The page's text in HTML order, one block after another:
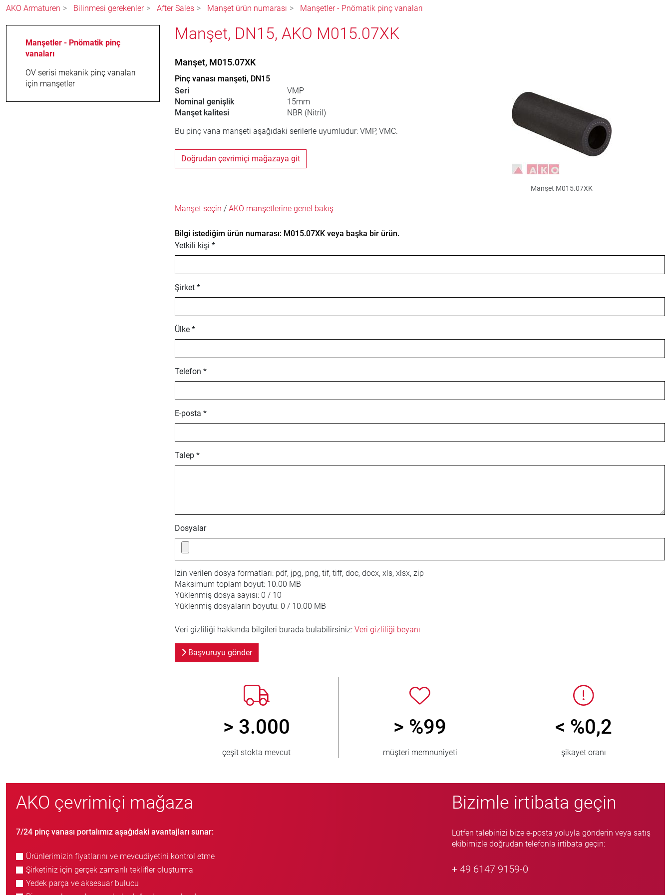
AKO Armaturen Bilinmesi gerekenler After Sales Manşet ürün numarası Manşetler - Pnömatik pinç vanaları
Manşetler - Pnömatik pinç
vanaları
OV serisi mekanik pinç vanaları
için manşetler
Manşet, DN15, AKO M015.07XK
Manşet, M015.07XK
Pinç vanası manşeti, DN15
Seri
VMP
Nominal genişlik
15mm
Manşet kalitesi
NBR (Nitril)
Bu pinç vana manşeti aşağıdaki serilerle uyumludur: VMP, VMC.
Doğrudan çevrimiçi mağazaya git
Manşet M015.07XK
Manşet seçin / AKO manşetlerine genel bakış
Bilgi istediğim ürün numarası: M015.07XK veya başka bir ürün.
Yetkili kişi *
Şirket *
Ülke *
Telefon *
E-posta *
Talep *
Dosyalar
İzin verilen dosya formatları: pdf, jpg, png, tif, tiff, doc, docx, xls, xlsx, zip
Maksimum toplam boyut: 10.00 MB
Yüklenmiş dosya sayısı: 0 / 10
Yüklenmiş dosyaların boyutu: 0 / 10.00 MB
Veri gizliliği hakkında bilgileri burada bulabilirsiniz: Veri gizliliği beyanı
Başvuruyu gönder
> 3.000
çeşit stokta mevcut
> %99
müşteri memnuniyeti
< %0,2
şikayet oranı
AKO çevrimiçi mağaza
7/24 pinç vanası portalımız aşağıdaki avantajları sunar:
Ürünlerimizin fiyatlarını ve mevcudiyetini kontrol etme
Şirketiniz için gerçek zamanlı teklifler oluşturma
Yedek parça ve aksesuar bulucu
Bizimle irtibata geçin
Lütfen talebinizi bize e-posta yoluyla gönderin veya satış
ekibimizle doğrudan telefonla irtibata geçin:
+ 49 6147 9159-0